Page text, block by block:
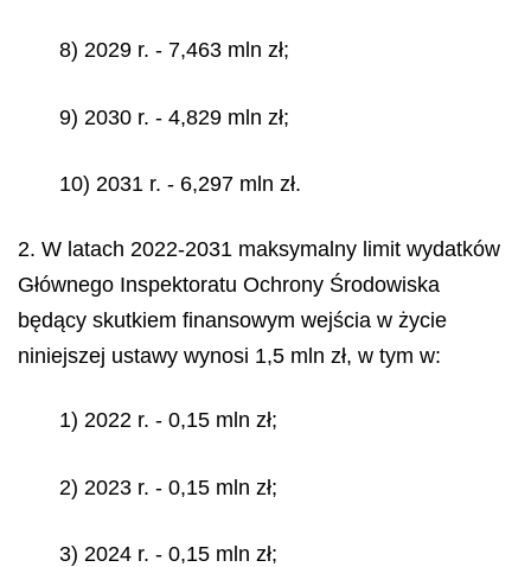
8) 2029 r. - 7,463 mln zł;
9) 2030 r. - 4,829 mln zł;
10) 2031 r. - 6,297 mln zł.
2. W latach 2022-2031 maksymalny limit wydatków
Głównego Inspektoratu Ochrony Środowiska
będący skutkiem finansowym wejścia w życie
niniejszej ustawy wynosi 1,5 mln zł, w tym w:
1) 2022 r. - 0,15 mln zł;
2) 2023 r. - 0,15 mln zł;
3) 2024 r. - 0,15 mln zł;